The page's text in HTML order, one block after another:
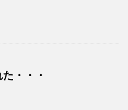
・・・